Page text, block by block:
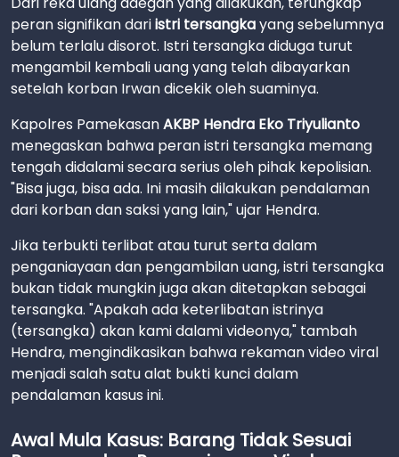
peran signifikan dariistri tersangkayang sebelumnya
belum terlalu disorot. Istri tersangka diduga turut
mengambil kembali uang yang telah dibayarkan
setelah korban Irwan dicekik oleh suaminya.
Kapolres PamekasanAKBP Hendra Eko Triyulianto
menegaskan bahwa peran istri tersangka memang
tengah didalami secara serius oleh pihak kepolisian.
"Bisa juga, bisa ada. Ini masih dilakukan pendalaman
dari korban dan saksi yang lain," ujar Hendra.
Jika terbukti terlibat atau turut serta dalam
penganiayaan dan pengambilan uang, istri tersangka
bukan tidak mungkin juga akan ditetapkan sebagai
tersangka. "Apakah ada keterlibatan istrinya
(tersangka) akan kami dalami videonya," tambah
Hendra, mengindikasikan bahwa rekaman video viral
menjadi salah satu alat bukti kunci dalam
pendalaman kasus ini.
Awal Mula Kasus: Barang Tidak Sesuai